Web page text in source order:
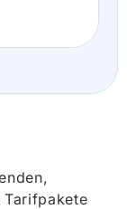
Tarifpakete